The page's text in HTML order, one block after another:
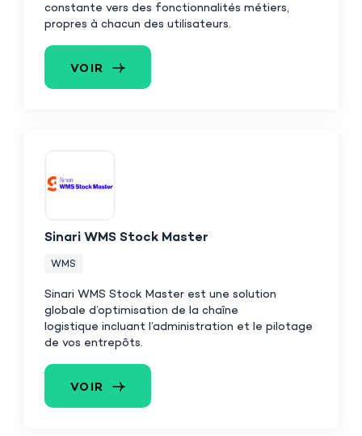
constante vers des fonctionnalités métiers,
propres à chacun des utilisateurs.
VOIR
Sinari WMS Stock Master
WMS
Sinari WMS Stock Master est une solution
globale d’optimisation de la chaîne
logistique incluant l’administration et le pilotage
de vos entrepôts.
VOIR